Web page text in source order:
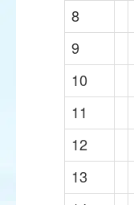
8
9
10
11
12
13